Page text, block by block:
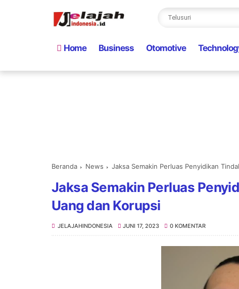
Home Business Otomotive
Beranda News Jaksa Semakin Perluas Penyidikan
Jaksa Semakin Perluas
Uang dan Korupsi
JELAJAHINDONESIA JUNI 17, 2023 0 KOMENTAR